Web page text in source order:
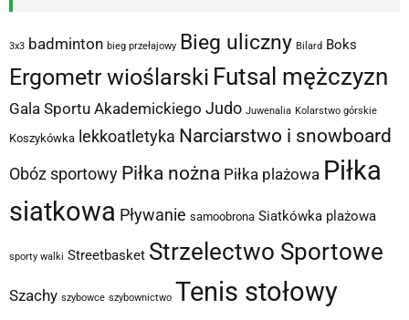
3x3 badminton bieg przełajowy Bieg uliczny Bilard Boks
Ergometr wioślarski Futsal mężczyzn
Gala Sportu Akademickiego Judo Juwenalia Kolarstwo górskie
Koszykówka lekkoatletyka Narciarstwo i snowboard
Obóz sportowy Piłka nożna Piłka plażowa Piłka
siatkowa Pływanie samoobrona Siatkówka plażowa
sporty walki Streetbasket Strzelectwo Sportowe
Szachy szybowce szybownictwo Tenis stołowy